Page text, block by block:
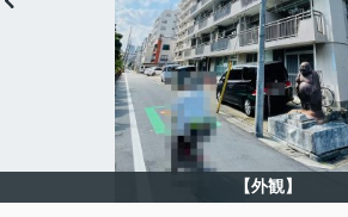
【外観】